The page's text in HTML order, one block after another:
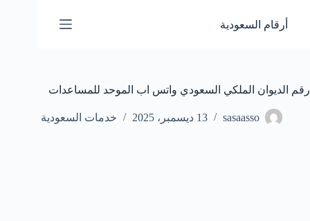
المحتوى
أرقام السعودية
رقم الديوان الملكي السعودي واتس اب الموحد للمساعدات
sasaasso 13 ديسمبر، 2025 خدمات السعودية